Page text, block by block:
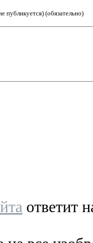
публикуется) (обязательно)
ответит